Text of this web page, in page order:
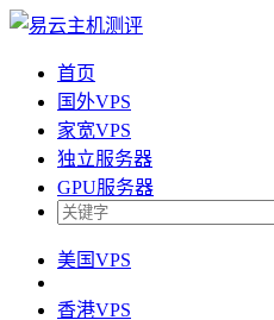
首页
国外VPS
家宽VPS
独立服务器
GPU服务器
美国VPS
香港VPS